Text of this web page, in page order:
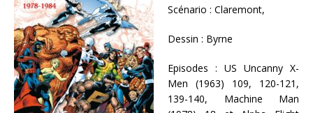
Scénario : Claremont,
Dessin : Byrne
Episodes : US Uncanny X-
Men (1963) 109, 120-121,
139-140, Machine Man